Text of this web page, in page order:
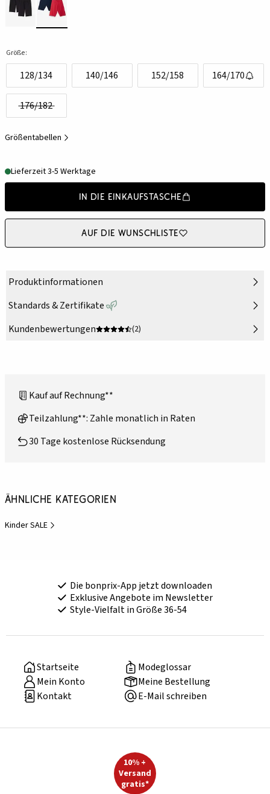
Größe:
128/134 140/146 152/158 164/170
176/182
Größentabellen
Lieferzeit 3-5 Werktage
In die Einkaufstasche
Auf die Wunschliste
Produktinformationen
Standards & Zertifikate
Kundenbewertungen
(2)
Kauf auf Rechnung**
Teilzahlung**: Zahle monatlich in Raten
30 Tage kostenlose Rücksendung
Ähnliche Kategorien
Kinder SALE
Die bonprix-App jetzt downloaden
Exklusive Angebote im Newsletter
Style-Vielfalt in Größe 36-54
Startseite
Modeglossar
Mein Konto
Meine Bestellung
Kontakt
E-Mail schreiben
10% +
Versand
gratis*